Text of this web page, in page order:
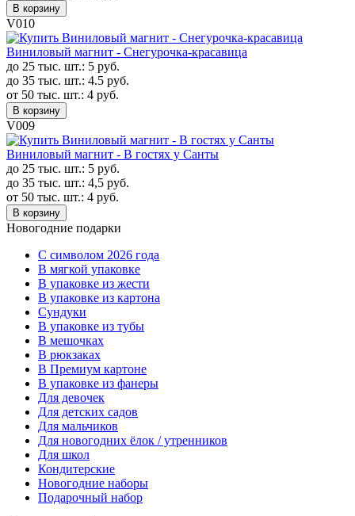
В корзину
V010
Виниловый магнит - Снегурочка-красавица
до 25 тыс. шт.: 5 руб.
до 35 тыс. шт.: 4.5 руб.
от 50 тыс. шт.: 4 руб.
В корзину
V009
Виниловый магнит - В гостях у Санты
до 25 тыс. шт.: 5 руб.
до 35 тыс. шт.: 4,5 руб.
от 50 тыс. шт.: 4 руб.
В корзину
Новогодние подарки
C символом 2026 года
В мягкой упаковке
В упаковке из жести
В упаковке из картона
Сундуки
В упаковке из тубы
В мешочках
В рюкзаках
В Премиум картоне
В упаковке из фанеры
Для девочек
Для детских садов
Для мальчиков
Для новогодних ёлок / утренников
Для школ
Кондитерские
Новогодние наборы
Подарочный набор